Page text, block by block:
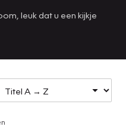
leuk dat u een kijkje